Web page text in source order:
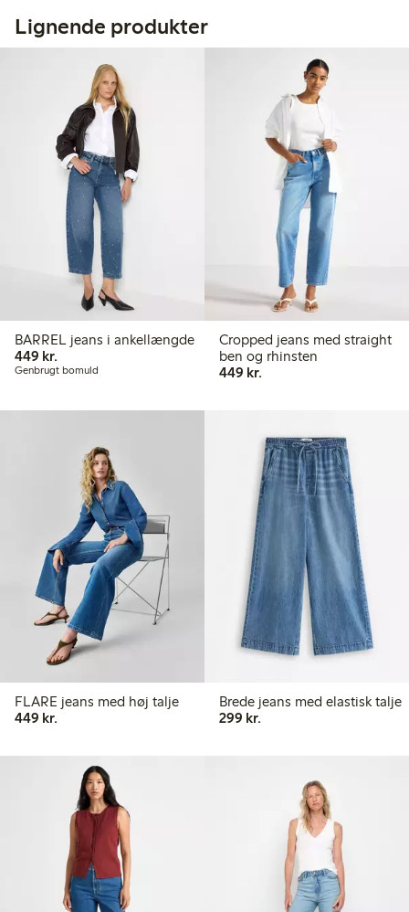
Lignende produkter
BARREL jeans i ankellængde
449 kr.
Genbrugt bomuld
Cropped jeans med straight
ben og rhinsten
449 kr.
FLARE jeans med høj talje
449 kr.
Brede jeans med elastisk talje
299 kr.299,00 kr.